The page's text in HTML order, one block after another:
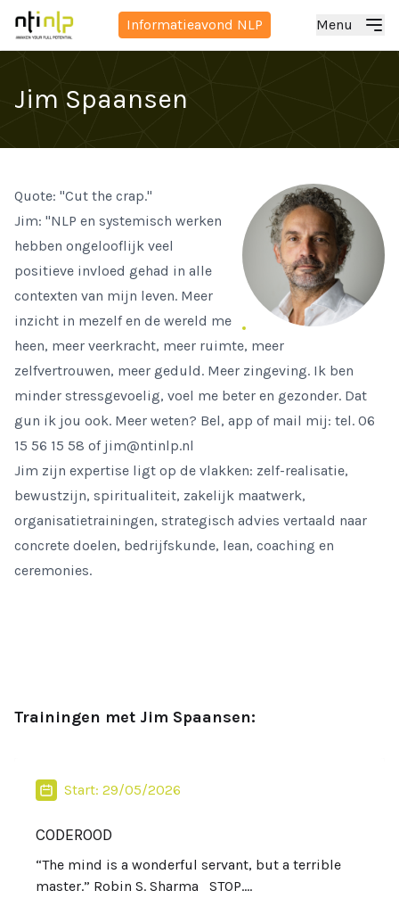
Informatieavond NLP Menu
Jim Spaansen
Quote: "Cut the crap."
Jim: "NLP en systemisch werken
hebben ongelooflijk veel
positieve invloed gehad in alle
contexten van mijn leven. Meer
inzicht in mezelf en de wereld me
heen, meer veerkracht, meer ruimte, meer
zelfvertrouwen, meer geduld. Meer zingeving. Ik ben
minder stressgevoelig, voel me beter en gezonder. Dat
gun ik jou ook. Meer weten? Bel, app of mail mij: tel. 06
15 56 15 58 of jim@ntinlp.nl
Jim zijn expertise ligt op de vlakken: zelf-realisatie,
bewustzijn, spiritualiteit, zakelijk maatwerk,
organisatietrainingen, strategisch advies vertaald naar
concrete doelen, bedrijfskunde, lean, coaching en
ceremonies.
Trainingen met Jim Spaansen:
Start: 29/05/2026
CODEROOD
“The mind is a wonderful servant, but a terrible
master.” Robin S. Sharma STOP....